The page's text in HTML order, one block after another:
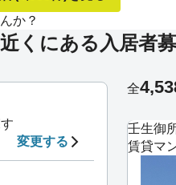
か？
くにある入居者
壬生御
賃貸マ
全
変更する